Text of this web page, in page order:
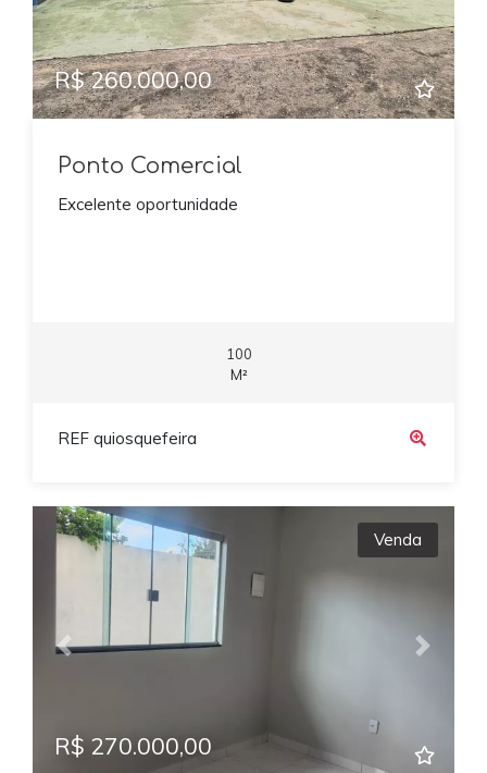
R$ 260.000,00
Ponto Comercial
Excelente oportunidade
100
M²
REF quiosquefeira
Previous Next
Venda
R$ 270.000,00